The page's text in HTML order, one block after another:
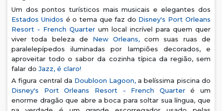
Um dos pontos turísticos mais musicais e elegantes dos
Estados Unidos é o tema que faz do Disney's Port Orleans
Resort - French Quarter um local incrível para quem quer
viver toda beleza de New Orleans, com suas ruas de
paralelepípedos iluminadas por lampiões decorados, e
aproveitar todo o sabor da cozinha típica da região, sem
falar doJazz, é claro!
A figura central da Doubloon Lagoon, a belíssima piscina do
Disney's Port Orleans Resort - French Quarteré um
enorme dragão que abre a boca para soltar sua língua, que